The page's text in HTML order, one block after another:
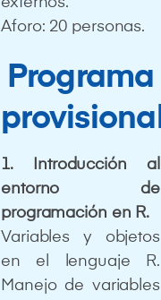
Aforo: 20 personas.
Programa
provisional
1. Introducción al
entorno de
programación en R.
Variables y objetos
en el lenguaje R.
Manejo de variables